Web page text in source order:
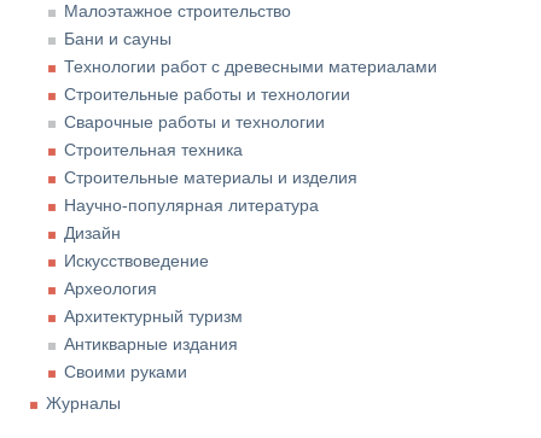
Малоэтажное строительство
Бани и сауны
Технологии работ с древесными материалами
Строительные работы и технологии
Сварочные работы и технологии
Строительная техника
Строительные материалы и изделия
Научно-популярная литература
Дизайн
Искусствоведение
Археология
Архитектурный туризм
Антикварные издания
Своими руками
Журналы